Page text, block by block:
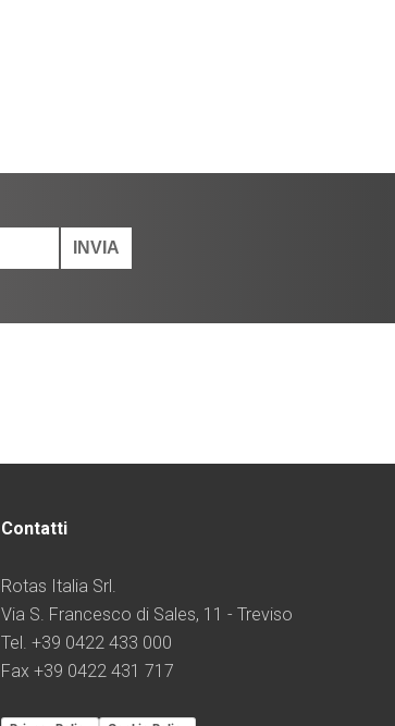
Contatti
Rotas Italia Srl.
Via S. Francesco di Sales, 11 - Treviso
Tel. +39 0422 433 000
Fax +39 0422 431 717